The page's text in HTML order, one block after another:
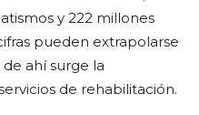
y 222 millones
pueden extrapolarse
ahí surge la
de rehabilitación.